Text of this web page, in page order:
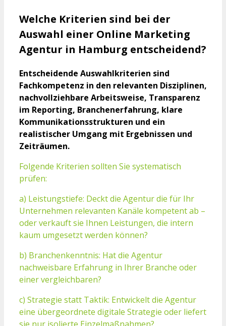
Welche Kriterien sind bei der
Auswahl einer Online Marketing
Agentur in Hamburg entscheidend?
Entscheidende Auswahlkriterien sind
Fachkompetenz in den relevanten Disziplinen,
nachvollziehbare Arbeitsweise, Transparenz
im Reporting, Branchenerfahrung, klare
Kommunikationsstrukturen und ein
realistischer Umgang mit Ergebnissen und
Zeiträumen.
Folgende Kriterien sollten Sie systematisch
prüfen:
a) Leistungstiefe: Deckt die Agentur die für Ihr
Unternehmen relevanten Kanäle kompetent ab –
oder verkauft sie Ihnen Leistungen, die intern
kaum umgesetzt werden können?
b) Branchenkenntnis: Hat die Agentur
nachweisbare Erfahrung in Ihrer Branche oder
einer vergleichbaren?
c) Strategie statt Taktik: Entwickelt die Agentur
eine übergeordnete digitale Strategie oder liefert